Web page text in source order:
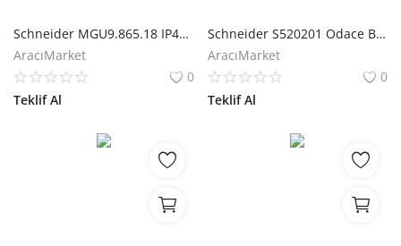
Schneider MGU9.865.18 IP40 1 Modül Panjur Kapağı Plakası
AracıMarket
0
Teklif Al
Schneider S520201 Odace Beyaz Anahtar
AracıMarket
0
Teklif Al